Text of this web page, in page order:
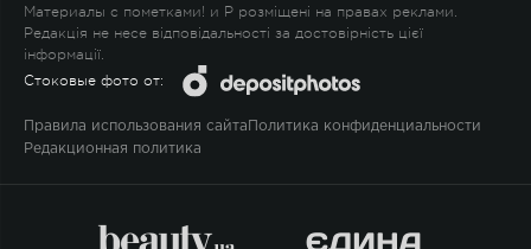
Материалы с пометками! и P розміщені на правах реклами.
Редакція не несе відповідальності за достовірність цієї
інформації.
Стоковые фото от:
Правила использования сайта Политика конфиденциальности
Редакционная политика